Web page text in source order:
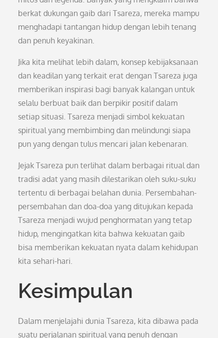
berkat dukungan gaib dari Tsareza, mereka mampu
menghadapi tantangan hidup dengan lebih tenang
dan penuh keyakinan.
Jika kita melihat lebih dalam, konsep kebijaksanaan
dan keadilan yang terkait erat dengan Tsareza juga
memberikan inspirasi bagi banyak kalangan untuk
selalu berbuat baik dan berpikir positif dalam
setiap situasi. Tsareza menjadi simbol kekuatan
spiritual yang membimbing dan melindungi siapa
pun yang dengan tulus mencari jalan kebenaran.
Jejak Tsareza pun terlihat dalam berbagai ritual dan
tradisi adat yang masih dilestarikan oleh suku-suku
tertentu di berbagai belahan dunia. Persembahan-
persembahan dan doa-doa yang ditujukan kepada
Tsareza menjadi wujud penghormatan yang tetap
hidup, mengingatkan kita bahwa kekuatan gaib
bisa memberikan kekuatan nyata dalam kehidupan
kita sehari-hari.
Kesimpulan
Dalam menjelajahi dunia Tsareza, kita dibawa pada
suatu perjalanan spiritual yang penuh dengan